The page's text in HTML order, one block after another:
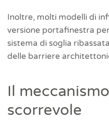
Inoltre, molti modelli di
versione portafinestra
sistema di soglia
delle barriere
Il
scorrevole